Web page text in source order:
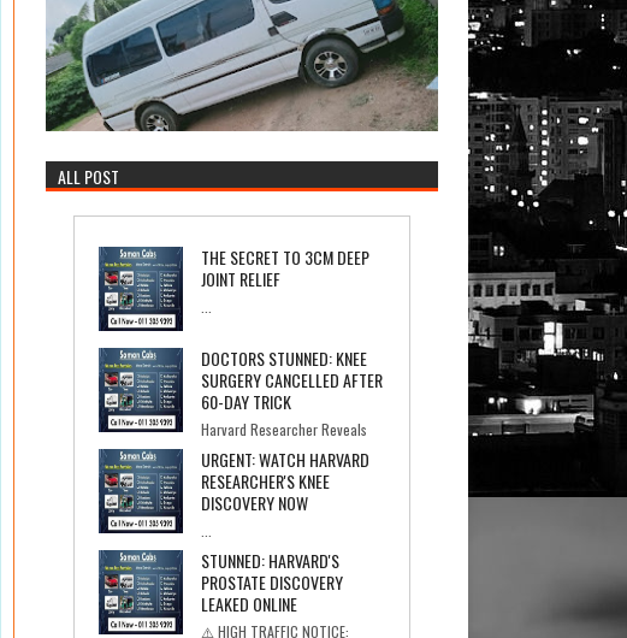
ALL POST
THE SECRET TO 3CM DEEP
JOINT RELIEF
DOCTORS STUNNED: KNEE
SURGERY CANCELLED AFTER
60-DAY TRICK
Harvard Researcher Reveals
the Simple Recipe That's Saving Americans From
Knee ...
URGENT: WATCH HARVARD
RESEARCHER'S KNEE
DISCOVERY NOW
STUNNED: HARVARD'S
PROSTATE DISCOVERY
LEAKED ONLINE
⚠️ HIGH TRAFFIC NOTICE: